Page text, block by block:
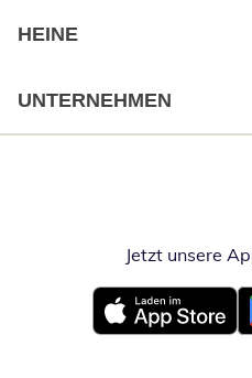
HEINE
UNTERNEHMEN
Jetzt unsere
Öffnet in neuem